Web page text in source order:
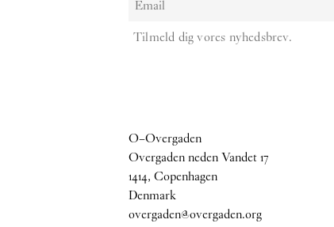
Tilmeld dig vores nyhedsbrev.
O–Overgaden
Overgaden neden Vandet 17
1414, Copenhagen
Denmark
overgaden@overgaden.org